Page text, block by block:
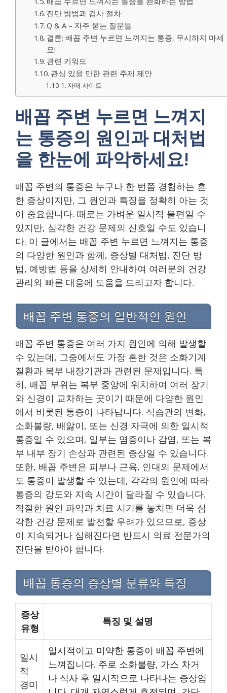
진단 방법과 검사 절차
Q & A – 자주 묻는 질문들
결론: 배꼽 주변 누르면 느껴지는 통증, 무시하지 마세
요!
관련 키워드
관심 있을 만한 관련 주제 제안
자매 사이트
배꼽 주변 누르면 느껴지
는 통증의 원인과 대처법
을 한눈에 파악하세요!
배꼽 주변의 통증은 누구나 한 번쯤 경험하는 흔
한 증상이지만, 그 원인과 특징을 정확히 아는 것
이 중요합니다. 때로는 가벼운 일시적 불편일 수
있지만, 심각한 건강 문제의 신호일 수도 있습니
다. 이 글에서는 배꼽 주변 누르면 느껴지는 통증
의 다양한 원인과 함께, 증상별 대처법, 진단 방
법, 예방법 등을 상세히 안내하여 여러분의 건강
관리와 빠른 대응에 도움을 드리고자 합니다.
배꼽 주변 통증의 일반적인 원인
배꼽 주변 통증은 여러 가지 원인에 의해 발생할
수 있는데, 그중에서도 가장 흔한 것은 소화기계
질환과 복부 내장기관과 관련된 문제입니다. 특
히, 배꼽 부위는 복부 중앙에 위치하여 여러 장기
와 신경이 교차하는 곳이기 때문에 다양한 원인
에서 비롯된 통증이 나타납니다. 식습관의 변화,
소화불량, 배앓이, 또는 신경 자극에 의한 일시적
통증일 수 있으며, 일부는 염증이나 감염, 또는 복
부 내부 장기 손상과 관련된 증상일 수 있습니다.
또한, 배꼽 주변은 피부나 근육, 인대의 문제에서
도 통증이 발생할 수 있는데, 각각의 원인에 따라
통증의 강도와 지속 시간이 달라질 수 있습니다.
적절한 원인 파악과 치료 시기를 놓치면 더욱 심
각한 건강 문제로 발전할 우려가 있으므로, 증상
이 지속되거나 심해진다면 반드시 의료 전문가의
진단을 받아야 합니다.
배꼽 통증의 증상별 분류와 특징
증상
유형
특징 및 설명
일시
적
경미
일시적이고 미약한 통증이 배꼽 주변에
느껴집니다. 주로 소화불량, 가스 차거
나 식사 후 일시적으로 나타나는 증상입